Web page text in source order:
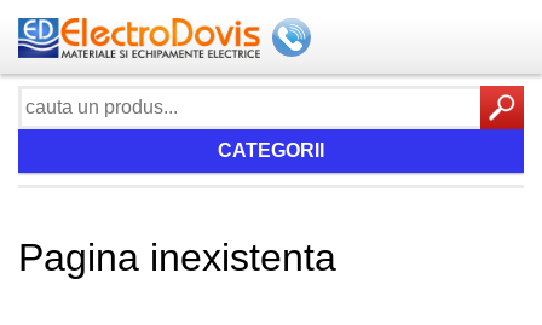
CATEGORII
Pagina inexistenta